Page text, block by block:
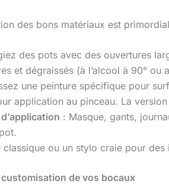
des bons matériaux est
des pots avec des ouvertures
et dégraissés (à l’alcool à 90° ou
une peinture spécifique pour
application au pinceau. La
: Masque, gants,
classique ou un stylo craie pour
de vos bocaux